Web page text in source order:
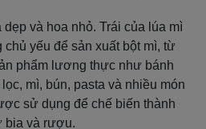
dẹp và hoa nhỏ. Trái của lúa mì
yếu để sản xuất bột mì, từ
phẩm lương thực như bánh
mì, bún, pasta và nhiều món
sử dụng để chế biến thành
bia và rượu.